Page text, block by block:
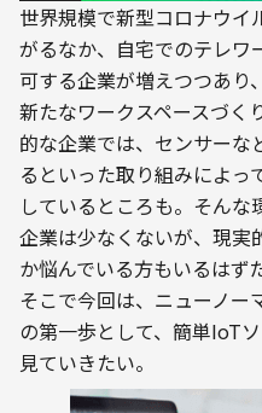
世界規模で新型コロナウイ
がるなか、自宅でのテレワ
可する企業が増えつつあり
新たなワークスペースづく
的な企業では、センサーな
るといった取り組みによっ
しているところも。そんな
企業は少なくないが、現実
か悩んでいる方もいるはず
そこで今回は、ニューノー
の第一歩として、簡単IoT
見ていきたい。